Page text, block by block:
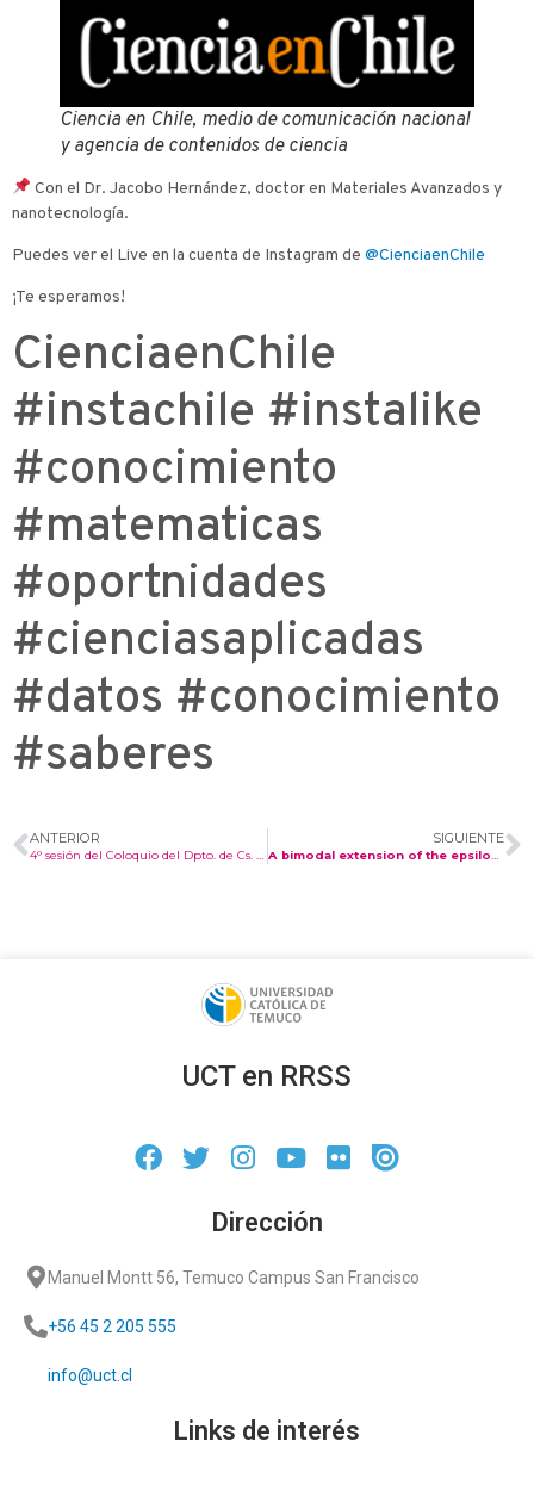
Ciencia en Chile, medio de comunicación nacional
y agencia de contenidos de ciencia
Con el Dr. Jacobo Hernández, doctor en Materiales Avanzados y
nanotecnología.
Puedes ver el Live en la cuenta de Instagram de @CienciaenChile
¡Te esperamos!
CienciaenChile
#instachile #instalike
#conocimiento
#matematicas
#oportnidades
#cienciasaplicadas
#datos #conocimiento
#saberes
ANTERIOR SIGUIENTE
UCT en RRSS
Dirección
Manuel Montt 56, Temuco Campus San Francisco
+56 45 2 205 555
info@uct.cl
Links de interés